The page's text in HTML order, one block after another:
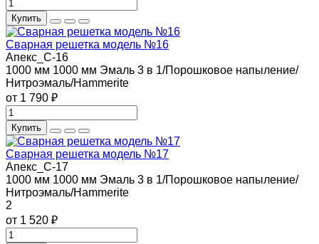
Купить
Сварная решетка модель №16
Апекс_С-16
1000 мм 1000 мм Эмаль 3 в 1/Порошковое напыление/
Нитроэмаль/Hammerite
от 1 790 ₽
Купить
Сварная решетка модель №17
Апекс_С-17
1000 мм 1000 мм Эмаль 3 в 1/Порошковое напыление/
Нитроэмаль/Hammerite
2
от 1 520 ₽